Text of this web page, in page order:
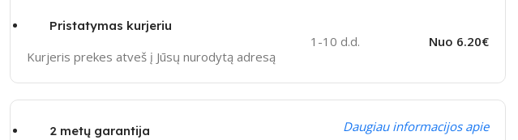
Pristatymas kurjeriu
Kurjeris prekes atveš į Jūsų nurodytą adresą
1-10 d.d. Nuo 6.20€
2 metų garantija
Daugiau informacijos apie